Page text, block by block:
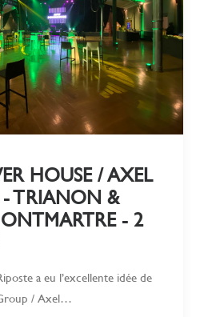
HOUSE / AXEL
- TRIANON &
- 2
a eu l’excellente idée de
/ Axel…